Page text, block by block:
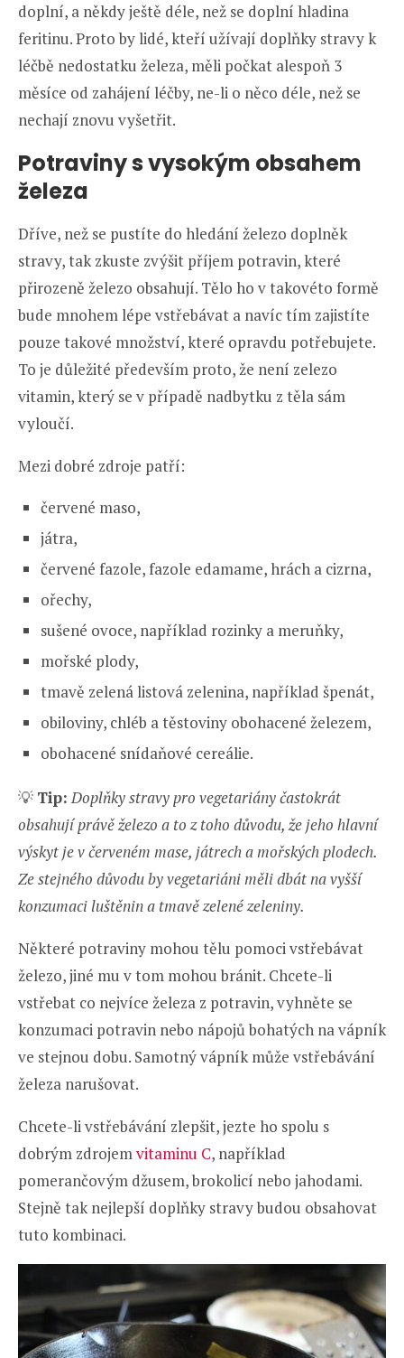
doplní, a někdy ještě déle, než se doplní hladina
feritinu. Proto by lidé, kteří užívají doplňky stravy k
léčbě nedostatku železa, měli počkat alespoň 3
měsíce od zahájení léčby, ne-li o něco déle, než se
nechají znovu vyšetřit.
Potraviny s vysokým obsahem
železa
Dříve, než se pustíte do hledání železo doplněk
stravy, tak zkuste zvýšit příjem potravin, které
přirozeně železo obsahují. Tělo ho v takovéto formě
bude mnohem lépe vstřebávat a navíc tím zajistíte
pouze takové množství, které opravdu potřebujete.
To je důležité především proto, že není zelezo
vitamin, který se v případě nadbytku z těla sám
vyloučí.
Mezi dobré zdroje patří:
červené maso,
játra,
červené fazole, fazole edamame, hrách a cizrna,
ořechy,
sušené ovoce, například rozinky a meruňky,
mořské plody,
tmavě zelená listová zelenina, například špenát,
obiloviny, chléb a těstoviny obohacené železem,
obohacené snídaňové cereálie.
💡 Tip: Doplňky stravy pro vegetariány častokrát
obsahují právě železo a to z toho důvodu, že jeho hlavní
výskyt je v červeném mase, játrech a mořských plodech.
Ze stejného důvodu by vegetariáni měli dbát na vyšší
konzumaci luštěnin a tmavě zelené zeleniny.
Některé potraviny mohou tělu pomoci vstřebávat
železo, jiné mu v tom mohou bránit. Chcete-li
vstřebat co nejvíce železa z potravin, vyhněte se
konzumaci potravin nebo nápojů bohatých na vápník
ve stejnou dobu. Samotný vápník může vstřebávání
železa narušovat.
Chcete-li vstřebávání zlepšit, jezte ho spolu s
dobrým zdrojemvitaminu C, například
pomerančovým džusem, brokolicí nebo jahodami.
Stejně tak nejlepší doplňky stravy budou obsahovat
tuto kombinaci.